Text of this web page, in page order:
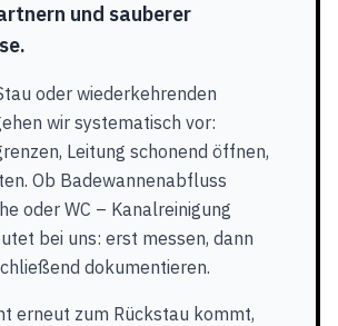
und sauberer
oder wiederkehrenden
wir systematisch vor:
Leitung schonend öffnen,
Ob Badewannenabfluss
oder WC – Kanalreinigung
bei uns: erst messen, dann
dokumentieren.
erneut zum Rückstau kommt,